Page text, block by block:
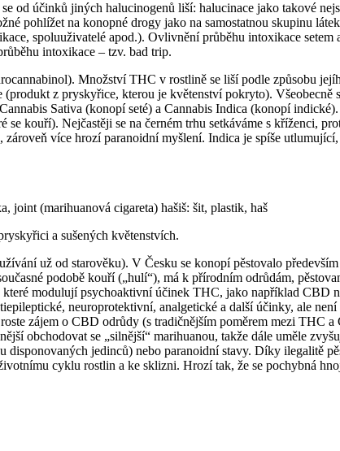
od účinků jiných halucinogenů liší: halucinace jako takové
pohlížet na konopné drogy jako na samostatnou skupinu
spoluuživatelé apod.). Ovlivnění průběhu intoxikace setem
intoxikace – tzv. bad trip.
Množství THC v rostlině se liší podle způsobu
z pryskyřice, kterou je květenství pokryto). Všeobecně
Sativa (konopí seté) a Cannabis Indica (konopí
kouří). Nejčastěji se na černém trhu setkáváme s kříženci,
zároveň více hrozí paranoidní myšlení. Indica je spíše
joint (marihuanová cigareta) hašiš: šit, plastik, haš
a sušených květenstvích.
už od starověku). V Česku se konopí pěstovalo
podobě kouří („hulí“), má k přírodním odrůdám,
modulují psychoaktivní účinek THC, jako například CBD
neuroprotektivní, analgetické a další účinky, ale
zájem o CBD odrůdy (s tradičnějším poměrem mezi THC
obchodovat se „silnější“ marihuanou, takže dále uměle
disponovaných jedinců) nebo paranoidní stavy. Díky ilegalitě
cyklu rostlin a ke sklizni. Hrozí tak, že se pochybná